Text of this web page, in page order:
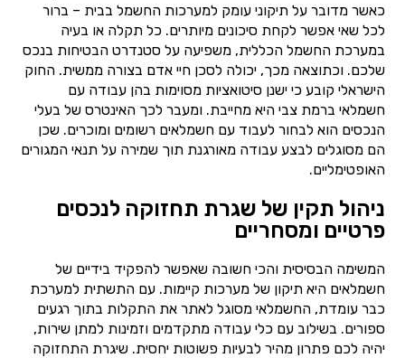
כאשר מדובר על תיקוני עומק למערכות החשמל בבית – ברור
לכל שאי אפשר לקחת סיכונים מיותרים. כל תקלה או בעיה
במערכת החשמל הכללית, משפיעה על סטנדרט הבטיחות בנכס
שלכם. וכתוצאה מכך, יכולה לסכן חיי אדם בצורה ממשית. החוק
הישראלי קובע כי ישנן סיטואציות מסוימות בהן עבודה עם
חשמלאי ברמת צבי היא מחייבת. ומעבר לכך האינטרס של בעלי
הנכסים הוא לבחור לעבוד עם חשמלאים רשומים ומוכרים. שכן
הם מסוגלים לבצע עבודה מאורגנת תוך שמירה על תנאי המגורים
האופטימליים.
ניהול תקין של שגרת תחזוקה לנכסים
פרטיים ומסחריים
המשימה הבסיסית והכי חשובה שאפשר להפקיד בידיים של
חשמלאים היא תיקון של מערכות קיימות. עם התשתית למערכת
כבר עומדת, החשמלאי מסוגל לאתר את התקלות בתוך רגעים
ספורים. בשילוב עם כלי עבודה מתקדמים וזמינות למתן שירות,
יהיה לכם פתרון מהיר לבעיות פשוטות יחסית. שיגרת התחזוקה